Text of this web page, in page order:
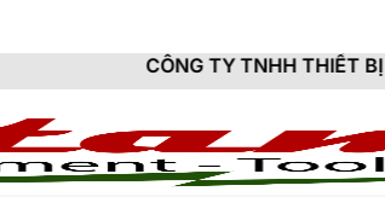
CÔNG TY TNHH THIẾT BỊ DỤNG CỤ KỸ